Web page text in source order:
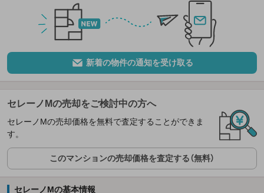
新着の物件の通知を受け取る
セレーノMの売却をご検討中の方へ
セレーノMの売却価格を無料で査定することができま
す。
このマンションの売却価格を査定する（無料）
セレーノMの基本情報